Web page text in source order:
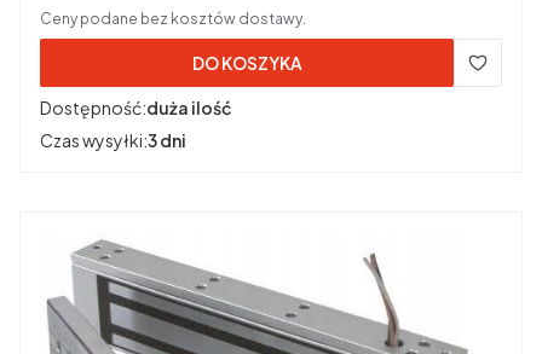
Ceny podane bez kosztów dostawy.
DO KOSZYKA
Dostępność:duża ilość
Czas wysyłki:3 dni